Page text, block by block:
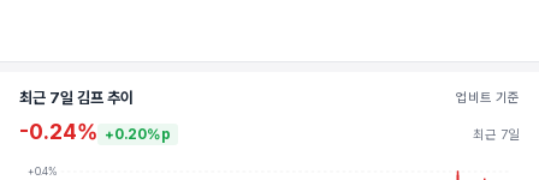
최근 7일 김프 추이 업비트 기준
-0.24% +0.20%p 최근 7일
+0.4%